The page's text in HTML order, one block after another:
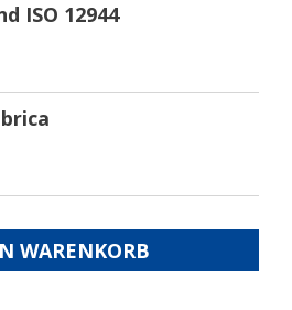
ISO 12944
WARENKORB